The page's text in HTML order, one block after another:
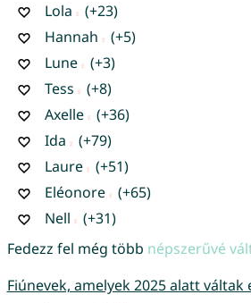
Lola
(+23)
Hannah
(+5)
Lune
(+3)
Tess
(+8)
Axelle
(+36)
Ida
(+79)
Laure
(+51)
Eléonore
(+65)
Nell
(+31)
Fedezz fel még több népszerűvé
Fiúnevek, amelyek 2025 alatt